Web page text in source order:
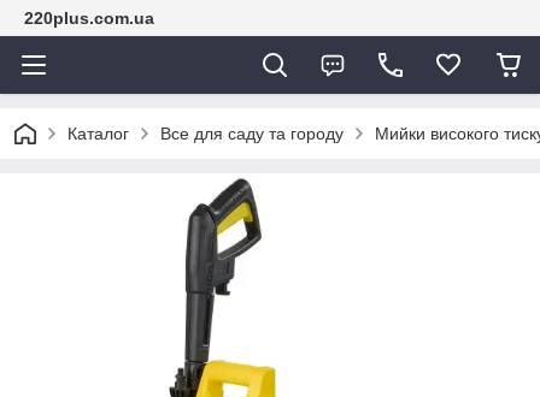
220plus.com.ua
Каталог Все для саду та городу Мийки високого